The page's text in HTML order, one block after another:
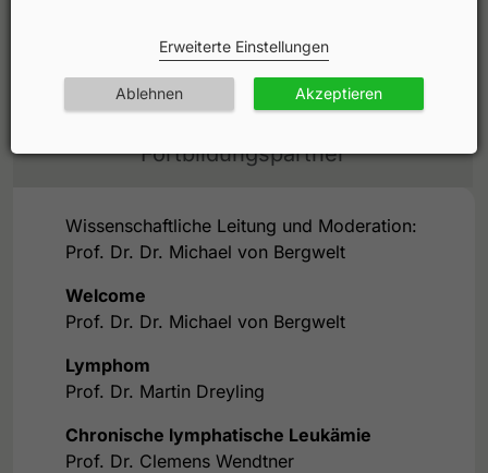
Faculty
Fortbildungspartner
Wissenschaftliche Leitung und Moderation:
Prof. Dr. Dr. Michael von Bergwelt
Welcome
Prof. Dr. Dr. Michael von Bergwelt
Lymphom
Prof. Dr. Martin Dreyling
Chronische lymphatische Leukämie
Prof. Dr. Clemens Wendtner
Erweiterte Einstellungen
Ablehnen Akzeptieren